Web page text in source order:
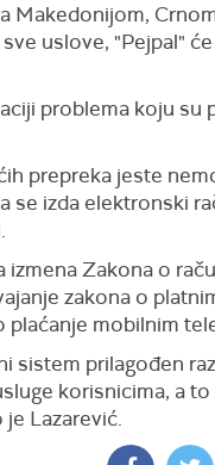
Makedonijom,
uslove, "Pejpal"
problema koju su
prepreka jeste
se izda elektronski
izmena Zakona o
zakona o
mobilnim
sistem prilagođen
korisnicima, a
Lazarević.